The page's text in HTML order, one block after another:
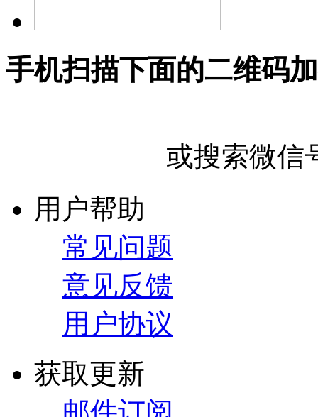
手机扫描下面的二维码
或搜索微信
用户帮助
常见问题
意见反馈
用户协议
获取更新